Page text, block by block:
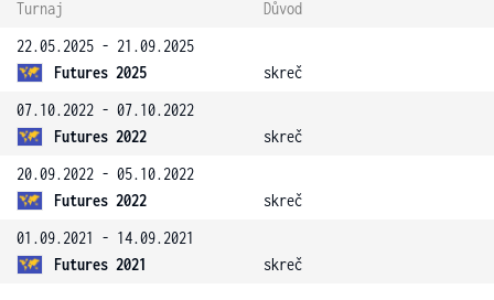
Turnaj
Důvod
22.05.2025 - 21.09.2025
Futures 2025
skreč
07.10.2022 - 07.10.2022
Futures 2022
skreč
20.09.2022 - 05.10.2022
Futures 2022
skreč
01.09.2021 - 14.09.2021
Futures 2021
skreč